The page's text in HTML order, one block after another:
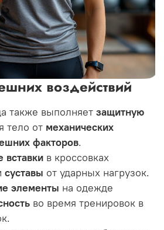
воздействий
также выполняет защитную
тело от механических
факторов.
в кроссовках
суставы от ударных нагрузок.
элементы на одежде
во время тренировок в